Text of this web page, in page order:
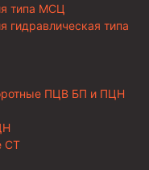
типа МСЦ
гидравлическая типа
ПЦВ БП и ПЦН
СТ